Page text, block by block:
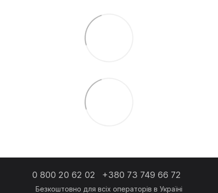
0 800 20 62 02 +380 73 749 66 72